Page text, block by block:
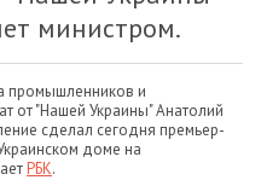
министром.
промышленников и
от "Нашей Украины" Анатолий
сделал сегодня премьер-
доме на
РБК.